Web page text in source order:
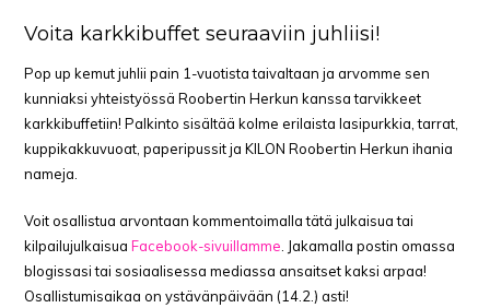
Voita karkkibuffet seuraaviin juhliisi!
Pop up kemut juhlii pain 1-vuotista taivaltaan ja arvomme sen
kunniaksi yhteistyössä Roobertin Herkun kanssa tarvikkeet
karkkibuffetiin! Palkinto sisältää kolme erilaista lasipurkkia, tarrat,
kuppikakkuvuoat, paperipussit ja KILON Roobertin Herkun ihania
nameja.
Voit osallistua arvontaan kommentoimalla tätä julkaisua tai
kilpailujulkaisuaFacebook-sivuillamme . Jakamalla postin omassa
blogissasi tai sosiaalisessa mediassa ansaitset kaksi arpaa!
Osallistumisaikaa on ystävänpäivään (14.2.) asti!